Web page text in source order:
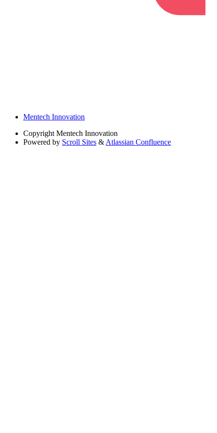
Mentech Innovation
Copyright Mentech Innovation
Powered by Scroll Sites & Atlassian Confluence